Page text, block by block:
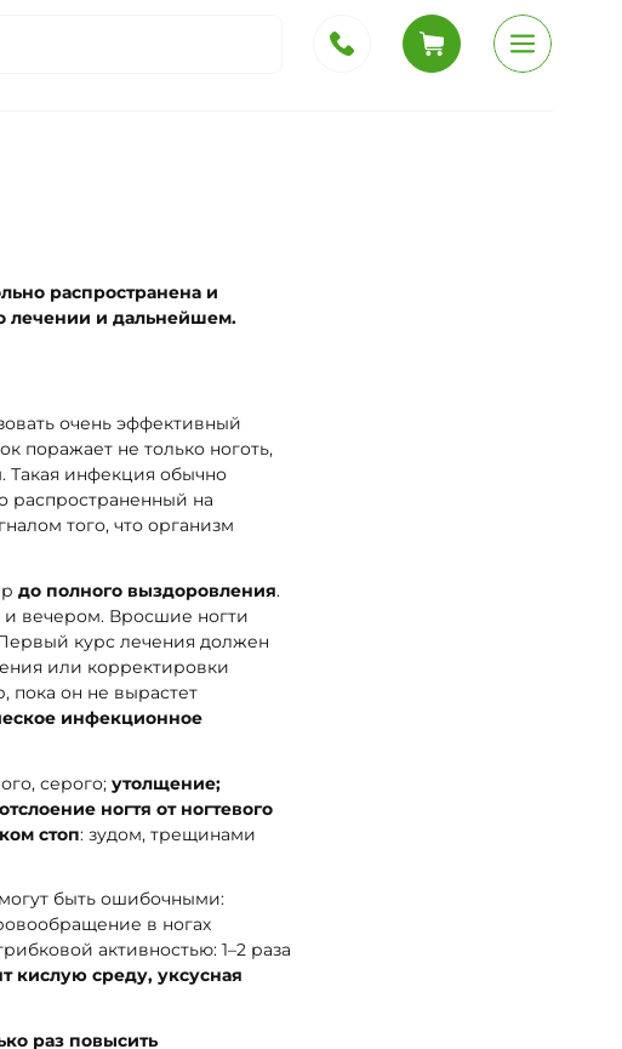
распространена и
лечении и дальнейшем.
очень эффективный
поражает не только ноготь,
Такая инфекция обычно
распространенный на
того, что организм
до полного выздоровления.
и вечером. Вросшие ногти
Первый курс лечения должен
или корректировки
пока он не вырастет
инфекционное
серого; утолщение;
ногтя от ногтевого
стоп: зудом, трещинами
быть ошибочными:
в ногах
активностью: 1–2 раза
кислую среду, уксусная
раз повысить